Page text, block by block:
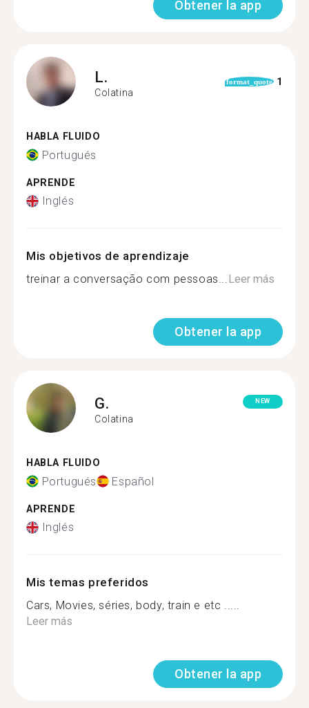
Obtener la app
L.
Colatina
format_quote 1
HABLA FLUIDO
Portugués
APRENDE
Inglés
Mis objetivos de aprendizaje
treinar a conversação com pessoas...Leer más
Obtener la app
G.
Colatina
NEW
HABLA FLUIDO
Portugués Español
APRENDE
Inglés
Mis temas preferidos
Cars, Movies, séries, body, train e etc .....
Leer más
Obtener la app